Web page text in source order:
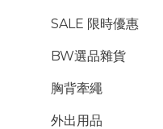
SALE 限時優惠
BW選品雜貨
胸背牽繩
外出用品